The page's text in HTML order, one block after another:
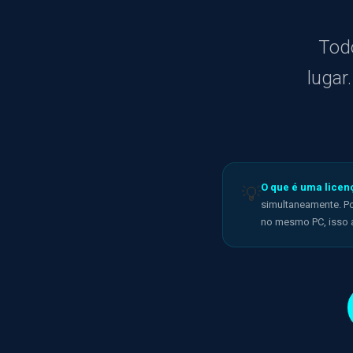
💡O que é uma
simultaneamente.
no mesmo PC, isso